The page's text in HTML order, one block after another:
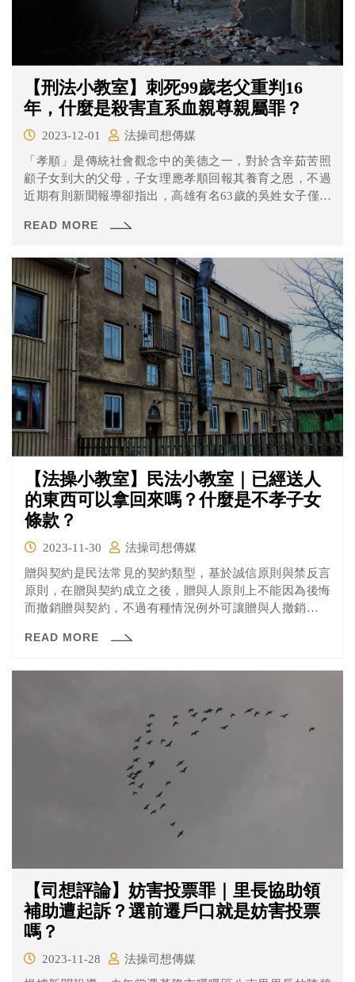
【刑法小教室】刺死99歲老父重判16
年，什麼是殺害直系血親尊親屬罪？
2023-12-01
法操司想傳媒
「孝順」是傳統社會觀念中的美德之一，對於含辛茹苦照
顧子女到大的父母，子女理應孝順回報其養育之恩，不過
近期有則新聞報導卻指出，高雄有名63歲的吳姓女子僅因
血親尊親屬罪判刑16年，高等法院高雄分院認為她有逃亡
READ MORE
【法操小教室】民法小教室｜已經送人
的東西可以拿回來嗎？什麼是不孝子女
條款？
2023-11-30
法操司想傳媒
贈與契約是民法常見的契約類型，基於誠信原則與禁反言
原則，在贈與契約成立之後，贈與人原則上不能因為後悔
而撤銷贈與契約，不過有種情況例外可讓贈與人撤銷他所
READ MORE
【司想評論】妨害投票罪｜里長協助領
補助遭起訴？選前遷戶口就是妨害投票
嗎？
2023-11-28
法操司想傳媒